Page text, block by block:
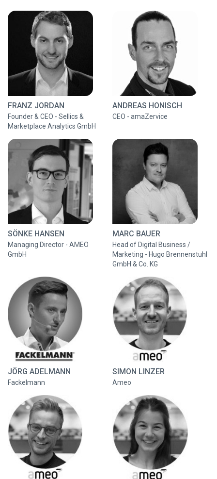
FRANZ JORDAN
Founder & CEO - Sellics &
Marketplace Analytics GmbH
ANDREAS HONISCH
CEO - amaZervice
SÖNKE HANSEN
Managing Director - AMEO
GmbH
MARC BAUER
Head of Digital Business /
Marketing - Hugo Brennenstuhl
GmbH & Co. KG
JÖRG ADELMANN
Fackelmann
SIMON LINZER
Ameo